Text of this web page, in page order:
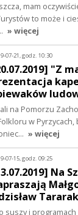
mam
to może i
» więcej
07-21, godz. 10:30
"Z
na Pomorzu
w Pyrzycach,
» więcej
07-15, godz. 09:25
Na
suszy i